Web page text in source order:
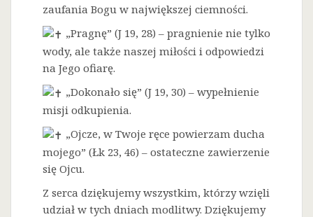
zaufania Bogu w największej ciemności.
„Pragnę” (J 19, 28) – pragnienie nie tylko
wody, ale także naszej miłości i odpowiedzi
na Jego ofiarę.
„Dokonało się” (J 19, 30) – wypełnienie
misji odkupienia.
„Ojcze, w Twoje ręce powierzam ducha
mojego” (Łk 23, 46) – ostateczne zawierzenie
się Ojcu.
Z serca dziękujemy wszystkim, którzy wzięli
udział w tych dniach modlitwy. Dziękujemy